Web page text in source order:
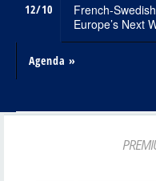
12/10
French-
Europe’s Next
Agenda »